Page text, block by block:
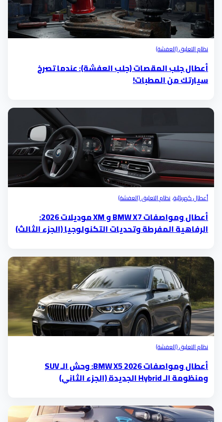
نظام التعليق (العفشة)
أعطال جلب المقصات (جلب العفشة): عندما تصرخ
سيارتك من المطبات!
أعطال كهربائية،نظام التعليق (العفشة)
أعطال ومواصفات BMW X7 و XM موديلات 2026:
الرفاهية المفرطة وتحديات التكنولوجيا (الجزء الثالث)
نظام التعليق (العفشة)
أعطال ومواصفات BMW X5 2026: وحش الـ SUV
ومنظومة الـ Hybrid الجديدة (الجزء الثاني)